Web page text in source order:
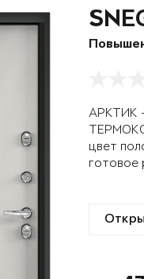
АРКТИК
цвет
готовое